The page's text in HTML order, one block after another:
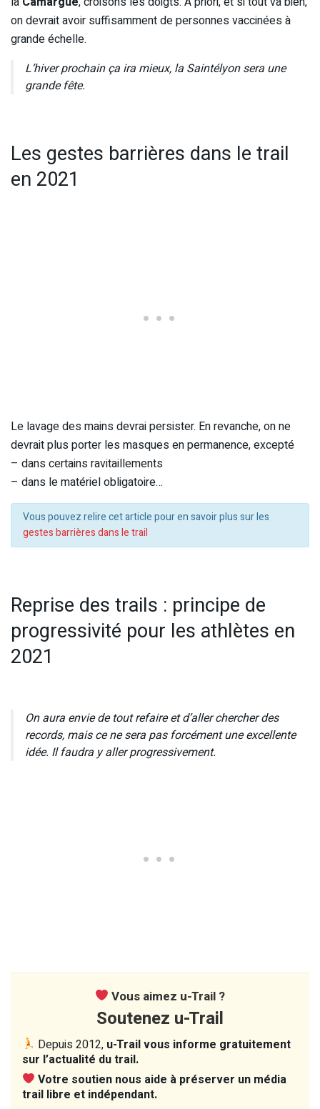
on devrait avoir suffisamment de personnes vaccinées à
grande échelle.
L’hiver prochain ça ira mieux, la Saintélyon sera une
grande fête.
Les gestes barrières dans le trail
en 2021
Le lavage des mains devrai persister. En revanche, on ne
devrait plus porter les masques en permanence, excepté
– dans certains ravitaillements
– dans le matériel obligatoire…
Vous pouvez relire cet article pour en savoir plus sur les
gestes barrières dans le trail
Reprise des trails : principe de
progressivité pour les athlètes en
2021
On aura envie de tout refaire et d’aller chercher des
records, mais ce ne sera pas forcément une excellente
idée. Il faudra y aller progressivement.
Vous aimez u-Trail ?
Soutenez u-Trail
Depuis 2012, u-Trail vous informe gratuitement
sur l’actualité du trail.
Votre soutien nous aide à préserver un média
trail libre et indépendant.